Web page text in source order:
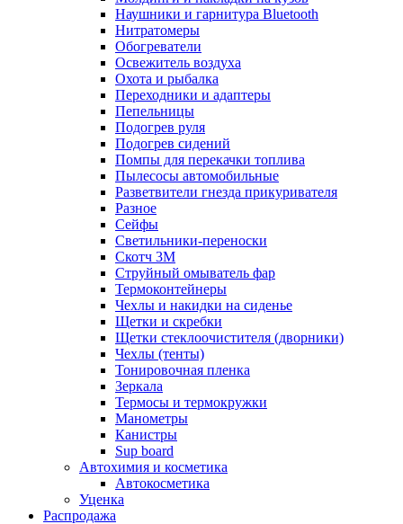
Наушники и гарнитура Bluetooth
Нитратомеры
Обогреватели
Освежитель воздуха
Охота и рыбалка
Переходники и адаптеры
Пепельницы
Подогрев руля
Подогрев сидений
Помпы для перекачки топлива
Пылесосы автомобильные
Разветвители гнезда прикуривателя
Разное
Сейфы
Светильники-переноски
Скотч 3М
Струйный омыватель фар
Термоконтейнеры
Чехлы и накидки на сиденье
Щетки и скребки
Щетки стеклоочистителя (дворники)
Чехлы (тенты)
Тонировочная пленка
Зеркалa
Термосы и термокружки
Манометры
Канистры
Sup board
Автохимия и косметика
Автокосметика
Уценка
Распродажа